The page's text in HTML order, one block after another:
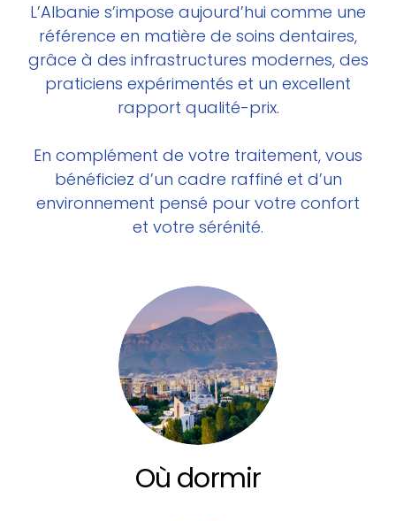
L’Albanie s’impose aujourd’hui comme une
référence en matière de soins dentaires,
grâce à des infrastructures modernes, des
praticiens expérimentés et un excellent
rapport qualité-prix.
En complément de votre traitement, vous
bénéficiez d’un cadre raffiné et d’un
environnement pensé pour votre confort
et votre sérénité.
Où dormir